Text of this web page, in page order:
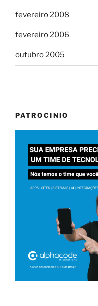
fevereiro 2008
fevereiro 2006
outubro 2005
PATROCINIO